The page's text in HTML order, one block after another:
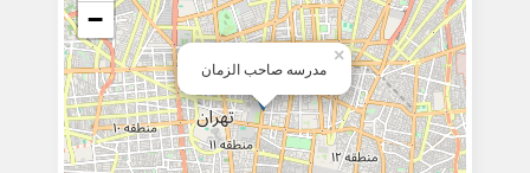
مدرسه صاحب الزمان
×
−